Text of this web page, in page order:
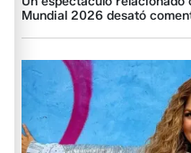
Mundial 2026 desató